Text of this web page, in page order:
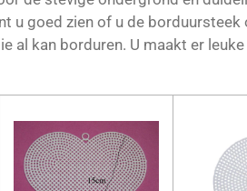
u goed zien of u de borduursteek
al kan borduren. U maakt er